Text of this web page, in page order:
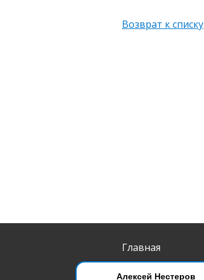
Алексей Нестеров
Возврат к списку
Главная
Продукты